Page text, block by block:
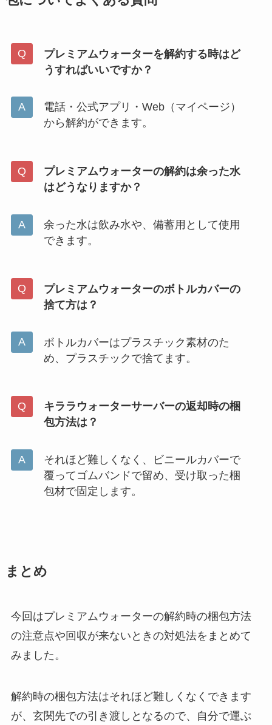
プレミアムウォーターを解約する時はど
うすればいいですか？
電話・公式アプリ・Web（マイページ）
から解約ができます。
プレミアムウォーターの解約は余った水
はどうなりますか？
余った水は飲み水や、備蓄用として使用
できます。
プレミアムウォーターのボトルカバーの
捨て方は？
ボトルカバーはプラスチック素材のた
め、プラスチックで捨てます。
キララウォーターサーバーの返却時の梱
包方法は？
それほど難しくなく、ビニールカバーで
覆ってゴムバンドで留め、受け取った梱
包材で固定します。
まとめ
今回はプレミアムウォーターの解約時の梱包方法
の注意点や回収が来ないときの対処法をまとめて
みました。
解約時の梱包方法はそれほど難しくなくできます
が、玄関先での引き渡しとなるので、自分で運ぶ